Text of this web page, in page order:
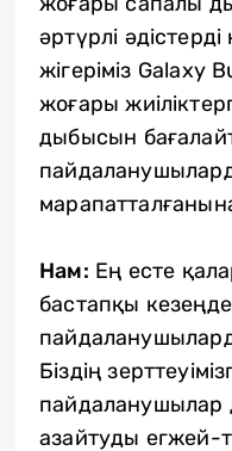
әртүрлі
жігеріміз Galaxy
жоғары
дыбысын
Нам: Ең есте
бастапқы
Біздің
азайтуды егжей-